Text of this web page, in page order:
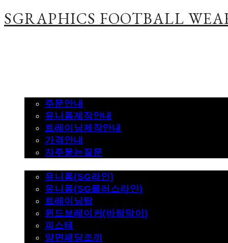
SGRAPHICS FOOTBALL
주문안내
유니폼제작안내
트레이닝제작안내
가격안내
자주묻는질문
유니폼(SG라인)
유니폼(SG플러스라인)
트레이닝탑
윈드브레이커(바람막이)
피스테
양면패딩조끼